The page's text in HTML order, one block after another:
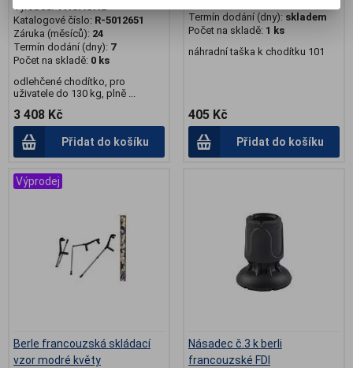
Výrobce:THUASNE
Katalogové číslo: R-5012651
Záruka (měsíců): 24
Termín dodání (dny): 7
Počet na skladě: 0 ks
odlehčené chodítko, pro
uživatele do 130 kg, plně ...
3 408 Kč
Přidat do košíku
Termín dodání (dny): skladem
Počet na skladě: 1 ks
náhradní taška k chodítku 101
405 Kč
Přidat do košíku
Výprodej
Berle francouzská skládací
vzor modré květy
Násadec č.3 k berli
francouzské FDI